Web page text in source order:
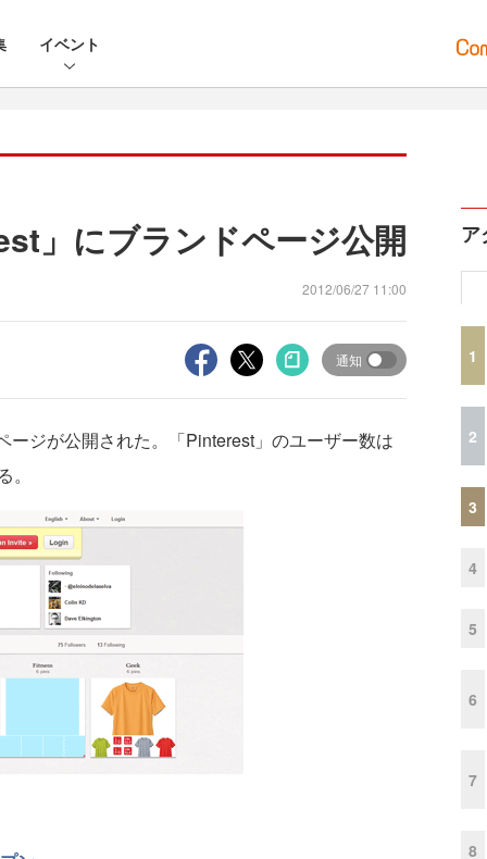
イベント
」にブランドページ公開
2012/06/27 11:00
通知
ジが公開された。「Pinterest」のユーザー数は
ア
1
2
3
4
5
6
7
8